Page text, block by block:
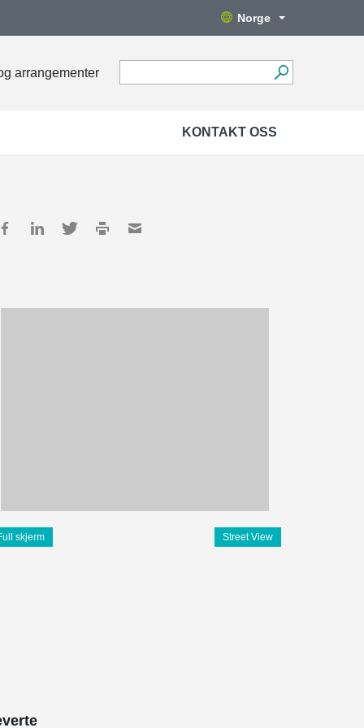
Norge
arrangementer
KONTAKT OSS
skjerm Street View